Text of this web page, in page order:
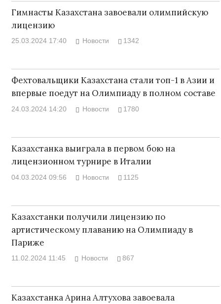
Гимнасты Казахстана завоевали олимпийскую
лицензию
25.03.2024 17:40 Новости 1342
Фехтовальщики Казахстана стали топ-1 в Азии и
впервые поедут на Олимпиаду в полном составе
24.03.2024 14:20 Новости 1780
Казахстанка выиграла в первом бою на
лицензионном турнире в Италии
04.03.2024 09:56 Новости 1125
Казахстанки получили лицензию по
артистическому плаванию на Олимпиаду в
Париже
11.02.2024 11:45 Новости 867
Казахстанка Арина Алтухова завоевала